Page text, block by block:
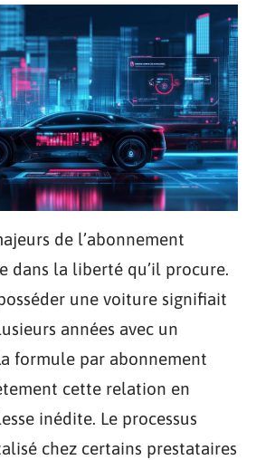
de l’abonnement
dans la liberté qu’il procure.
une voiture signifiait
années avec un
formule par abonnement
cette relation en
inédite. Le processus
chez certains prestataires